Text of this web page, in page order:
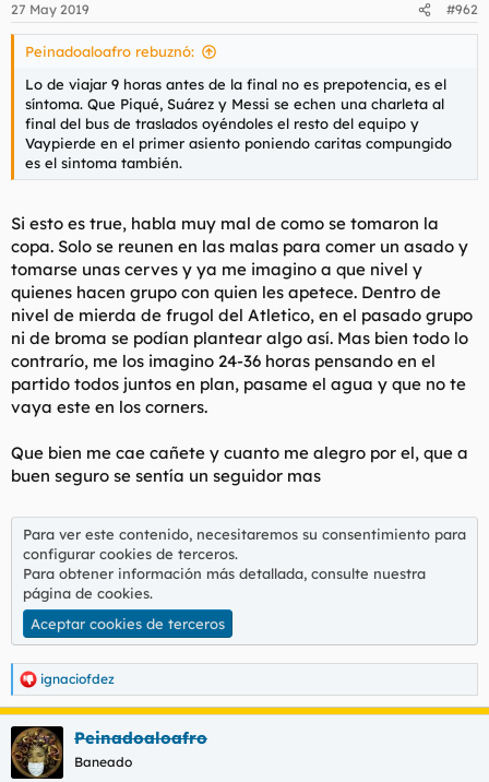
27 May 2019 #962
Peinadoaloafro rebuznó:
Lo de viajar 9 horas antes de la final no es prepotencia, es el
síntoma. Que Piqué, Suárez y Messi se echen una charleta al
final del bus de traslados oyéndoles el resto del equipo y
Vaypierde en el primer asiento poniendo caritas compungido
es el sintoma también.
Si esto es true, habla muy mal de como se tomaron la
copa. Solo se reunen en las malas para comer un asado y
tomarse unas cerves y ya me imagino a que nivel y
quienes hacen grupo con quien les apetece. Dentro de
nivel de mierda de frugol del Atletico, en el pasado grupo
ni de broma se podían plantear algo así. Mas bien todo lo
contrarío, me los imagino 24-36 horas pensando en el
partido todos juntos en plan, pasame el agua y que no te
vaya este en los corners.
Que bien me cae cañete y cuanto me alegro por el, que a
buen seguro se sentía un seguidor mas
Para ver este contenido, necesitaremos su consentimiento para
configurar cookies de terceros.
Para obtener información más detallada, consulte nuestra
página de cookies.
Aceptar cookies de terceros
R
e
a
c
c
i
ignaciofdez
Peinadoaloafro
Baneado